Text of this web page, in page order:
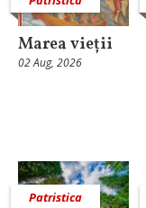
Marea vieții
02 Aug, 2026
Patristica